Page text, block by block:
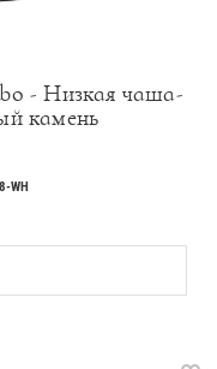
- Низкая чаша-
камень
WH